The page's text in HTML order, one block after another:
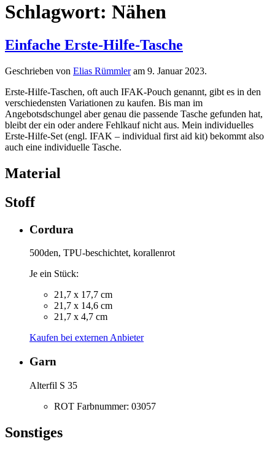
Schlagwort: Nähen
Einfache Erste-Hilfe-Tasche
Geschrieben von Elias Rümmleram 9. Januar 2023.
Erste-Hilfe-Taschen, oft auch IFAK-Pouch genannt, gibt es in den
verschiedensten Variationen zu kaufen. Bis man im
Angebotsdschungel aber genau die passende Tasche gefunden hat,
bleibt der ein oder andere Fehlkauf nicht aus. Mein individuelles
Erste-Hilfe-Set (engl. IFAK – individual first aid kit) bekommt also
auch eine individuelle Tasche.
Material
Stoff
Cordura
500den, TPU-beschichtet, korallenrot
Je ein Stück:
21,7 x 17,7 cm
21,7 x 14,6 cm
21,7 x 4,7 cm
Kaufen bei externen Anbieter
Garn
Alterfil S 35
ROT Farbnummer: 03057
Sonstiges